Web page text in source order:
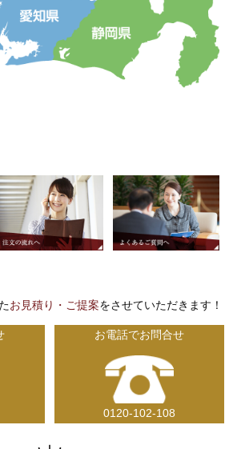
お見積り・ご提案をさせていただきます！
お電話でお問合せ
0120-102-108